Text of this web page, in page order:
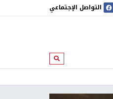
التواصل الإجتماعي
ابحث